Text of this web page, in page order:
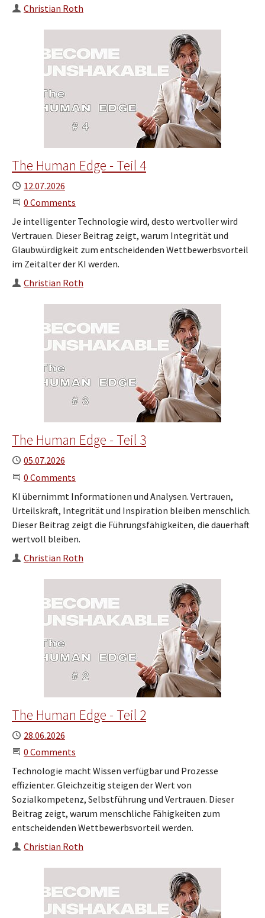
Author
Christian Roth
The Human Edge - Teil 4
Published
12.07.2026
Start the Conversation
0 Comments
Je intelligenter Technologie wird, desto wertvoller wird
Vertrauen. Dieser Beitrag zeigt, warum Integrität und
Glaubwürdigkeit zum entscheidenden Wettbewerbsvorteil
im Zeitalter der KI werden.
Author
Christian Roth
The Human Edge - Teil 3
Published
05.07.2026
Start the Conversation
0 Comments
KI übernimmt Informationen und Analysen. Vertrauen,
Urteilskraft, Integrität und Inspiration bleiben menschlich.
Dieser Beitrag zeigt die Führungsfähigkeiten, die dauerhaft
wertvoll bleiben.
Author
Christian Roth
The Human Edge - Teil 2
Published
28.06.2026
Start the Conversation
0 Comments
Technologie macht Wissen verfügbar und Prozesse
effizienter. Gleichzeitig steigen der Wert von
Sozialkompetenz, Selbstführung und Vertrauen. Dieser
Beitrag zeigt, warum menschliche Fähigkeiten zum
entscheidenden Wettbewerbsvorteil werden.
Author
Christian Roth